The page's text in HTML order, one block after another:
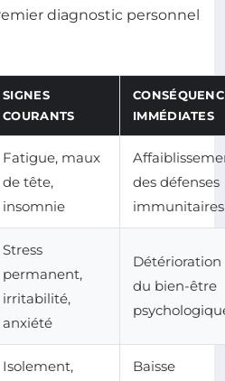
diagnostic personnel
SIGNES
COURANTS
IMMÉDIATES
Fatigue, maux
de tête,
insomnie
des défenses
immunitaires
Stress
permanent,
irritabilité,
anxiété
Détérioration
du bien-être
Isolement,
Baisse